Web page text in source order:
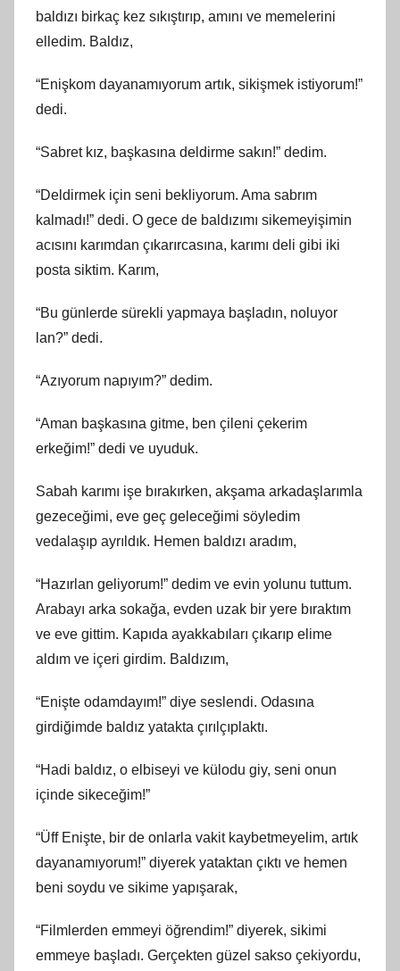
baldızı birkaç kez sıkıştırıp, amını ve memelerini
elledim. Baldız,
“Enişkom dayanamıyorum artık, sikişmek istiyorum!”
dedi.
“Sabret kız, başkasına deldirme sakın!” dedim.
“Deldirmek için seni bekliyorum. Ama sabrım
kalmadı!” dedi. O gece de baldızımı sikemeyişimin
acısını karımdan çıkarırcasına, karımı deli gibi iki
posta siktim. Karım,
“Bu günlerde sürekli yapmaya başladın, noluyor
lan?” dedi.
“Azıyorum napıyım?” dedim.
“Aman başkasına gitme, ben çileni çekerim
erkeğim!” dedi ve uyuduk.
Sabah karımı işe bırakırken, akşama arkadaşlarımla
gezeceğimi, eve geç geleceğimi söyledim
vedalaşıp ayrıldık. Hemen baldızı aradım,
“Hazırlan geliyorum!” dedim ve evin yolunu tuttum.
Arabayı arka sokağa, evden uzak bir yere bıraktım
ve eve gittim. Kapıda ayakkabıları çıkarıp elime
aldım ve içeri girdim. Baldızım,
“Enişte odamdayım!” diye seslendi. Odasına
girdiğimde baldız yatakta çırılçıplaktı.
“Hadi baldız, o elbiseyi ve külodu giy, seni onun
içinde sikeceğim!”
“Üff Enişte, bir de onlarla vakit kaybetmeyelim, artık
dayanamıyorum!” diyerek yataktan çıktı ve hemen
beni soydu ve sikime yapışarak,
“Filmlerden emmeyi öğrendim!” diyerek, sikimi
emmeye başladı. Gerçekten güzel sakso çekiyordu,